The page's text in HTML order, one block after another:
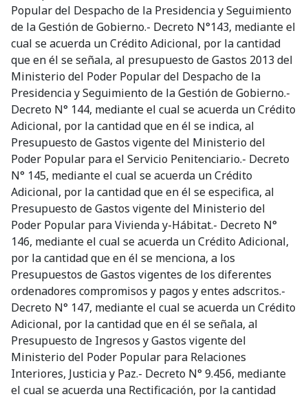
Popular del Despacho de la Presidencia y Seguimiento
de la Gestión de Gobierno.- Decreto N°143, mediante el
cual se acuerda un Crédito Adicional, por la cantidad
que en él se señala, al presupuesto de Gastos 2013 del
Ministerio del Poder Popular del Despacho de la
Presidencia y Seguimiento de la Gestión de Gobierno.-
Decreto N° 144, mediante el cual se acuerda un Crédito
Adicional, por la cantidad que en él se indica, al
Presupuesto de Gastos vigente del Ministerio del
Poder Popular para el Servicio Penitenciario.- Decreto
N° 145, mediante el cual se acuerda un Crédito
Adicional, por la cantidad que en él se especifica, al
Presupuesto de Gastos vigente del Ministerio del
Poder Popular para Vivienda y-Hábitat.- Decreto N°
146, mediante el cual se acuerda un Crédito Adicional,
por la cantidad que en él se menciona, a los
Presupuestos de Gastos vigentes de los diferentes
ordenadores compromisos y pagos y entes adscritos.-
Decreto N° 147, mediante el cual se acuerda un Crédito
Adicional, por la cantidad que en él se señala, al
Presupuesto de Ingresos y Gastos vigente del
Ministerio del Poder Popular para Relaciones
Interiores, Justicia y Paz.- Decreto N° 9.456, mediante
el cual se acuerda una Rectificación, por la cantidad